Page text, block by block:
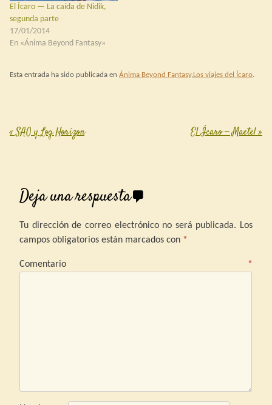
El Ícaro — La caída de Nidik,
segunda parte
17/01/2014
En «Ánima Beyond Fantasy»
Esta entrada ha sido publicada en Ánima Beyond Fantasy,Los viajes del Ícaro.
Post navigation
«SAO y Log Horizon El Ícaro — Maetel»
Deja una respuesta
Tu dirección de correo electrónico no será publicada. Los
campos obligatorios están marcados con *
Comentario *